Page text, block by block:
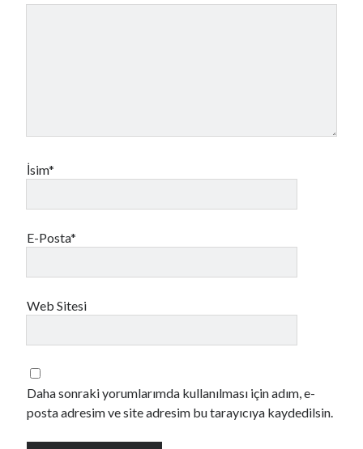
İsim*
E-Posta*
Web Sitesi
Daha sonraki yorumlarımda kullanılması için adım, e-
posta adresim ve site adresim bu tarayıcıya kaydedilsin.